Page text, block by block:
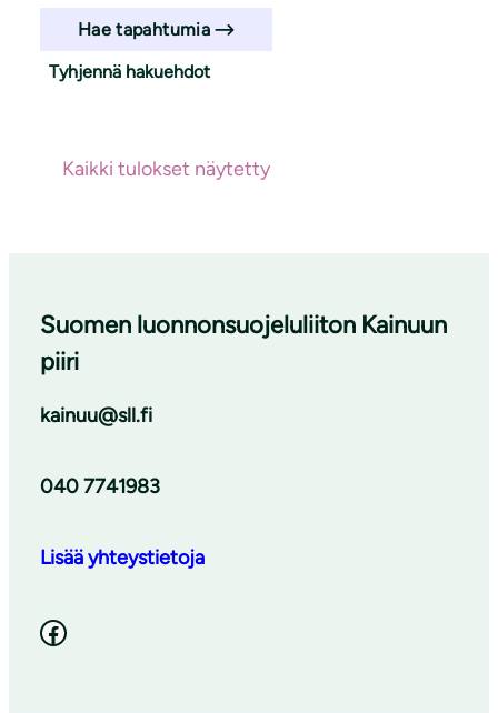
Hae tapahtumia
Tyhjennä hakuehdot
Haun tulokset
Kaikki tulokset näytetty
Suomen luonnonsuojeluliiton Kainuun
piiri
kainuu@sll.fi
040 7741983
Lisää yhteystietoja
Facebook